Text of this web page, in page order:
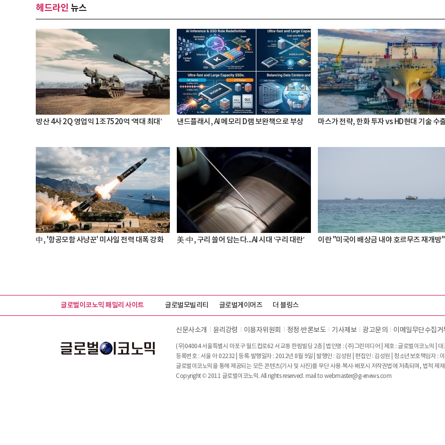
헤드라인 뉴스
방산 4사 2Q 영업익 1조7520억 ‘역대 최대’ 낸드플래시, AI 메모리 D램 보완책으로 부상 마스가 전략, 한화 투자 vs HD현대 기술 수
中, '항공모함 사냥꾼' 미사일 전력 대폭 강화 美·中, 구리 쓸어 담는다...AI 시대 ‘구리 대란’ 이란 "미국이 배상금 내야 호르무즈 재개방"
글로벌이코노믹 패밀리 사이트 글로벌모빌리티 글로벌게이머즈 더 블링스
신문사소개 윤리강령 이용자위원회 정정∙반론보도 기사제보 광고문의 이메일무단수집거
(우)04004 서울특별시 마포구 월드컵로62 서교동 한림빌딩 2층 | 법인명 : (주)그린미디어 | 제호 : 글로벌이코노믹 |
등록번호 : 서울 아 02232 | 등록·발행일자 : 2012년 8월 9일 | 발행인 : 김성원 | 편집인 : 김성원 | 청소년보호책임자 :
글로벌이코노믹을 통해 제공되는 모든 콘텐츠(기사 및 사진)를 무단 사용·복사·배포시 저작권법에 저촉되며, 법적 제
Copyright © 2011 글로벌이코노믹. All rights reserved. mail to webmaster@g-enews.com